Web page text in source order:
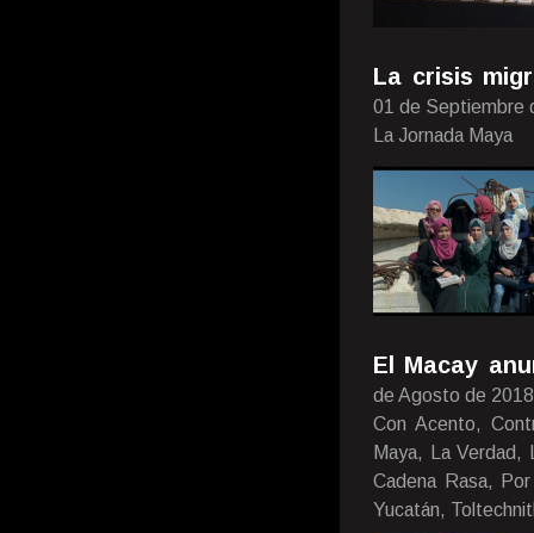
La crisis
01 de Septiembre
La Jornada Maya
El Macay
de Agosto de 2018
Con Acento,
Maya, La Verdad,
Cadena Rasa,
Yucatán,